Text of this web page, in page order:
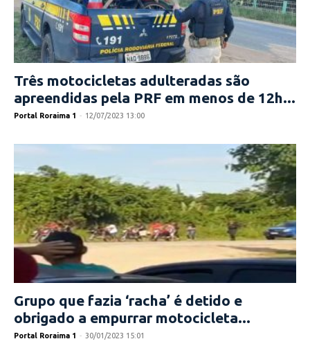
Três motocicletas adulteradas são
apreendidas pela PRF em menos de 12h...
Portal Roraima 1 - 12/07/2023 13:00
Grupo que fazia ‘racha’ é detido e
obrigado a empurrar motocicleta...
Portal Roraima 1 - 30/01/2023 15:01